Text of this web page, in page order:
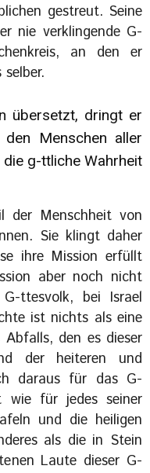
gestreut. Seine
nie verklingende G-
an den er
übersetzt, dringt er
Menschen aller
g-ttliche Wahrheit
Menschheit von
Sie klingt daher
ihre Mission erfüllt
aber noch nicht
ttesvolk, bei Israel
ist nichts als eine
den es dieser
der heiteren und
daraus für das G-
wie für jedes seiner
und die heiligen
als die in Stein
Laute dieser G-